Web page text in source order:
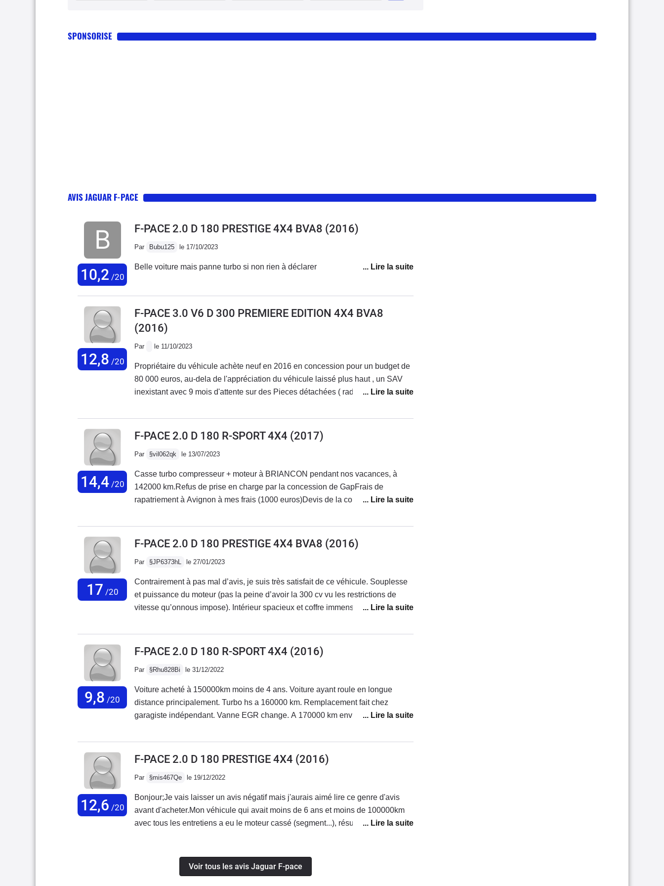
SPONSORISE
AVIS JAGUAR F-PACE
10,2 /20
F-PACE 2.0 D 180 PRESTIGE 4X4 BVA8 (2016)
Par Bubu125 le 17/10/2023
Belle voiture mais panne turbo si non rien à déclarer
12,8 /20
F-PACE 3.0 V6 D 300 PREMIERE EDITION 4X4 BVA8
(2016)
Par le 11/10/2023
Propriétaire du véhicule achète neuf en 2016 en concession pour un budget de
80 000 euros, au-dela de l'appréciation du véhicule laissé plus haut , un SAV
inexistant avec 9 mois d'attente sur des Pieces détachées ( radiateur) 1 an sur
du mot client.( octobre 2023) et qui ne rappelle même pas ( la concession
n'ayant aucun pouvoir)Ce n'est pas digne d'une marque comme Jaguar et d'un
budget de cet ordre. Pour les futurs propriétaires de véhicules neufs qui plus est
d'occasion : passer votre tour ou revendez vite.Dommage j'aime la ligne de
cette voiture, mais plus jamais !Thierry
14,4/20
F-PACE 2.0 D 180 R-SPORT 4X4 (2017)
Par §vil062qk le 13/07/2023
Casse turbo compresseur + moteur à BRIANCON pendant nos vacances, à
142000 km.Refus de prise en charge par la concession de GapFrais de
rapatriement à Avignon à mes frais (1000 euros)Devis de la concession
Refus de prise en charge du rapatriement, aucune offre sur un véhicule neuf,
proposition de reprise du véhicule en l’état a 1500 euros.À fuir…
17 /20
F-PACE 2.0 D 180 PRESTIGE 4X4 BVA8 (2016)
Par §JP6373hL le 27/01/2023
Contrairement à pas mal d’avis, je suis très satisfait de ce véhicule. Souplesse
et puissance du moteur (pas la peine d’avoir la 300 cv vu les restrictions de
vitesse qu’onnous impose). Intérieur spacieux et coffre immense. Aucun
chez Jaguar. Les seules remarques négatives que je peux faire ce sont les
plastiques intérieurs imitation bois qui sont indignes d’une Jaguar, la
suspension trop ferme qui fait un peu tape-cul sur routes dégradées etces
passages de roues trop hauts qui pour moi dégradent la ligne de la voiture,
comme si on achetait une F-Pace pour crapahuter dans les champs...
9,8 /20
F-PACE 2.0 D 180 R-SPORT 4X4 (2016)
Par §Rhu828Bi le 31/12/2022
Voiture acheté à 150000km moins de 4 ans. Voiture ayant roule en longue
distance principalement. Turbo hs a 160000 km. Remplacement fait chez
garagiste indépendant. Vanne EGR change. A 170000 km environ redémarrage
Diagnostique moteur HS. 13000 euros. Sous réserve de démontage. La voiture
n’as pas été réparée et vendue en reprise en garage. Qualité de fabrication des
plastique un peu cheap. Comportement routier très correct. Boîte auto ZF 8 très
agréable.
12,6 /20
F-PACE 2.0 D 180 PRESTIGE 4X4 (2016)
Par §mis467Qe le 19/12/2022
Bonjour;Je vais laisser un avis négatif mais j'aurais aimé lire ce genre d'avis
avant d'acheter.Mon véhicule qui avait moins de 6 ans et moins de 100000km
avec tous les entretiens a eu le moteur cassé (segment...), résultat 15000 euro
pouvait me recevoir avant plusieurs mois (Atelier sur chargé).Pour rappel
depuis 2014 la lois stipule que nous ne sommes plus obligés d'aller chez notre
Voir tous les avis Jaguar F-pace